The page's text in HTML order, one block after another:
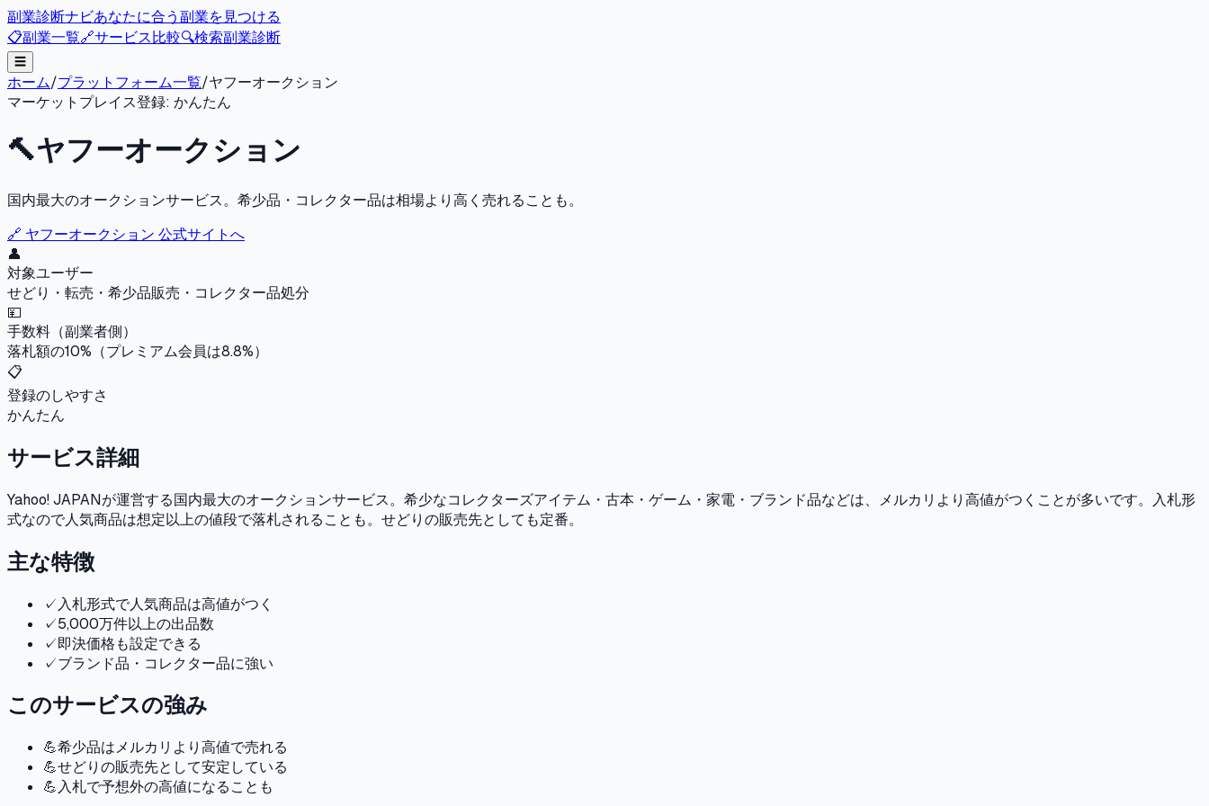
副業診断ナビあなたに合う副業を見つける
📋副業一覧🔗サービス比較🔍検索副業診断
☰
ホーム/プラットフォーム一覧/ヤフーオークション
マーケットプレイス登録: かんたん
🔨ヤフーオークション
国内最大のオークションサービス。希少品・コレクター品は相場より高く売れることも。
🔗 ヤフーオークション 公式サイトへ
👤
対象ユーザー
せどり・転売・希少品販売・コレクター品処分
💴
手数料（副業者側）
落札額の10%（プレミアム会員は8.8%）
📋
登録のしやすさ
かんたん
サービス詳細
Yahoo! JAPANが運営する国内最大のオークションサービス。希少なコレクターズアイテム・古本・ゲーム・家電・ブランド品などは、メルカリより高値がつくことが多いです。入札形
式なので人気商品は想定以上の値段で落札されることも。せどりの販売先としても定番。
主な特徴
✓入札形式で人気商品は高値がつく
✓5,000万件以上の出品数
✓即決価格も設定できる
✓ブランド品・コレクター品に強い
このサービスの強み
💪希少品はメルカリより高値で売れる
💪せどりの販売先として安定している
💪入札で予想外の高値になることも